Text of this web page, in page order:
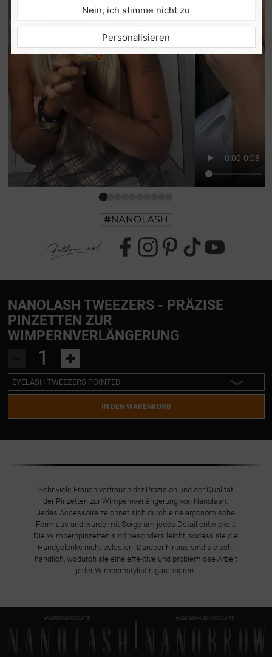
NANOLASH TWEEZERS - PRÄZISE
PINZETTEN ZUR
WIMPERNVERLÄNGERUNG
+
EYELASH TWEEZERS POINTED
EYELASH TWEEZERS POINTED
IN DEN WARENKORB
Sehr viele Frauen vertrauen der Präzision und der Qualität
der Pinzetten zur Wimpernverlängerung von Nanolash.
Jedes Accessoire zeichnet sich durch eine ergonomische
Form aus und wurde mit Sorge um jedes Detail entwickelt.
Die Wimpernpinzetten sind besonders leicht, sodass sie die
Handgelenke nicht belasten. Darüber hinaus sind sie sehr
handlich, wodurch sie eine effektive und problemlose Arbeit
jeder Wimpernstylistin garantieren.
WIMPERNPRODUKTE AUGENBRAUENPRODUKTE
Nein, ich stimme nicht zu
Personalisieren